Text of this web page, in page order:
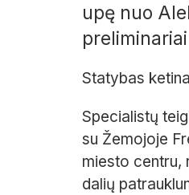
upę nuo
Statybas
Specialistų
su Žemojoje
miesto centru,
dalių